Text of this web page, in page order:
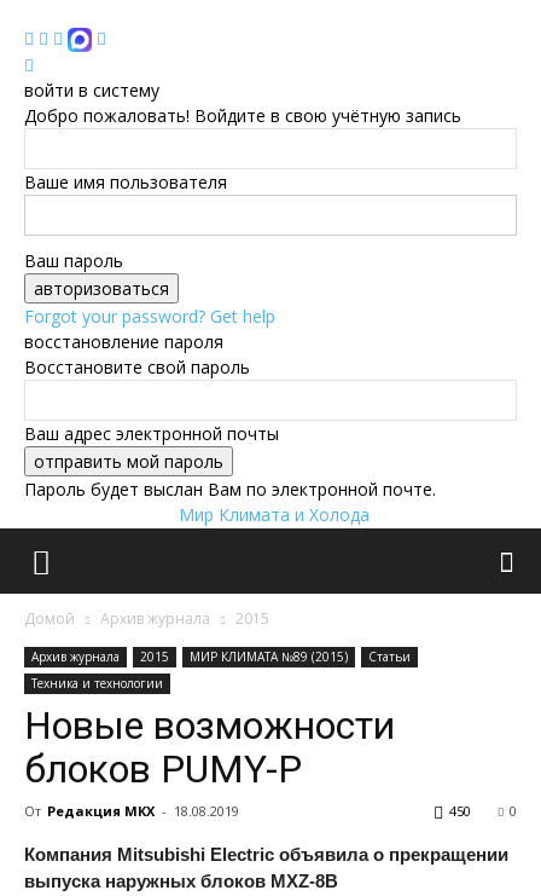
войти в систему
Добро пожаловать! Войдите в свою учётную запись
Ваше имя пользователя
Ваш пароль
Forgot your password? Get help
восстановление пароля
Восстановите свой пароль
Ваш адрес электронной почты
Пароль будет выслан Вам по электронной почте.
Мир Климата и Холода
Домой Архив журнала 2015
Архив журнала 2015 МИР КЛИМАТА №89 (2015)
Статьи
Техника и технологии
Новые возможности
блоков PUMY-P
От Редакция МКХ - 18.08.2019 0
450
Компания Mitsubishi Electric объявила о прекращении
выпуска наружных блоков MXZ-8B